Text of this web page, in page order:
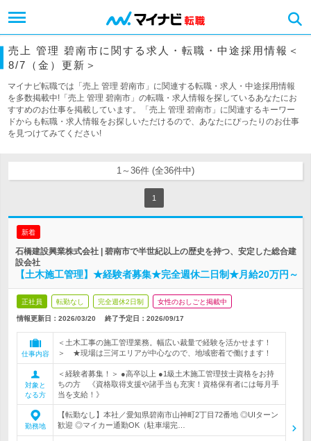
売上 管理 碧南市に関する求人・転職・中途採用情報＜
8/7（金）更新＞
マイナビ転職では「売上 管理 碧南市」に関連する転職・求人・中途採用情報
を多数掲載中!「売上 管理 碧南市」の転職・求人情報を探しているあなたにお
すすめのお仕事を掲載しています。「売上 管理 碧南市」に関連するキーワー
ドからも転職・求人情報をお探しいただけるので、あなたにぴったりのお仕事
を見つけてみてください!
1～36件 (全36件中)
1
新着
石橋建設興業株式会社 | 碧南市で半世紀以上の歴史を持つ、安定した総合建
設会社
【土木施工管理】★経験者募集★完全週休二日制★月給20万円～
正社員 転勤なし 完全週休2日制 女性のおしごと掲載中
情報更新日：2026/03/20 終了予定日： 2026/09/17
仕事内容
＜土木工事の施工管理業務。幅広い裁量で経験を活かせます！
＞ ★現場は三河エリアが中心なので、地域密着で働けます！
対象と
なる方
＜経験者募集！＞ ●高卒以上 ●1級土木施工管理技士資格をお持
ちの方 《資格取得支援や諸手当も充実！資格保有者には毎月手
当を支給！》
勤務地
【転勤なし】本社／愛知県碧南市山神町2丁目72番地 ◎UIターン
歓迎 ◎マイカー通勤OK（駐車場完…